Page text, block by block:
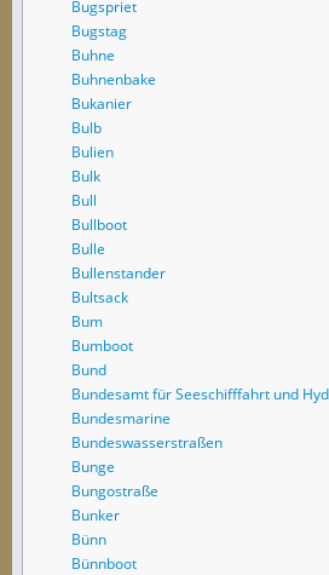
Bugspriet
Bugstag
Buhne
Buhnenbake
Bukanier
Bulb
Bulien
Bulk
Bull
Bullboot
Bulle
Bullenstander
Bultsack
Bum
Bumboot
Bund
Bundesamt für Seeschifffahrt und
Bundesmarine
Bundeswasserstraßen
Bunge
Bungostraße
Bunker
Bünn
Bünnboot